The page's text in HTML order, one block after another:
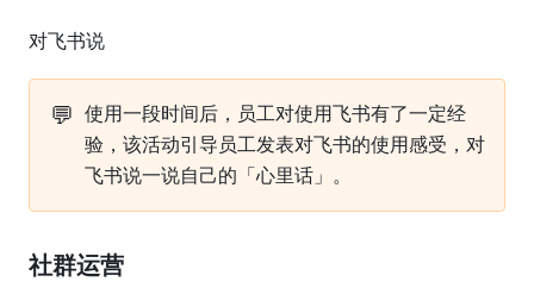
对飞书说
💬
使用一段时间后，员工对使用飞书有了一定经
验，该活动引导员工发表对飞书的使用感受，对
飞书说一说自己的「心里话」。
社群运营